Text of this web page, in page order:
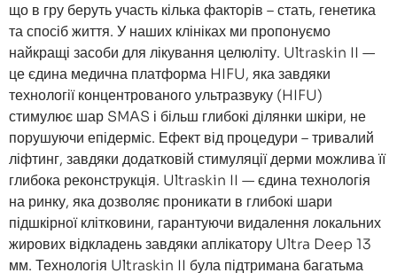
що в гру беруть участь кілька факторів – стать, генетика
та спосіб життя. У наших клініках ми пропонуємо
найкращі засоби для лікування целюліту. Ultraskin II —
це єдина медична платформа HIFU, яка завдяки
технології концентрованого ультразвуку (HIFU)
стимулює шар SMAS і більш глибокі ділянки шкіри, не
порушуючи епідерміс. Ефект від процедури – тривалий
ліфтинг, завдяки додатковій стимуляції дерми можлива її
глибока реконструкція. Ultraskin II — єдина технологія
на ринку, яка дозволяє проникати в глибокі шари
підшкірної клітковини, гарантуючи видалення локальних
жирових відкладень завдяки аплікатору Ultra Deep 13
мм. Технологія Ultraskin II була підтримана багатьма